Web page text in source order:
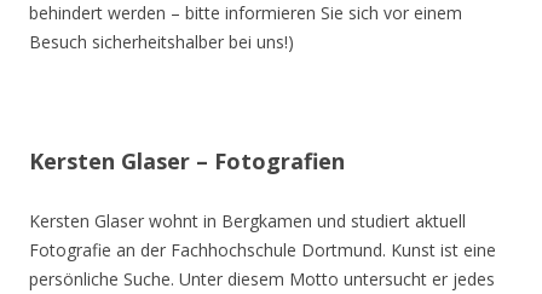
behindert werden – bitte informieren Sie sich vor einem
Besuch sicherheitshalber bei uns!)
Kersten Glaser – Fotografien
Kersten Glaser wohnt in Bergkamen und studiert aktuell
Fotografie an der Fachhochschule Dortmund. Kunst ist eine
persönliche Suche. Unter diesem Motto untersucht er jedes